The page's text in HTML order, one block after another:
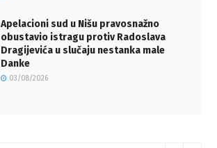
Apelacioni sud u Nišu pravosnažno
obustavio istragu protiv Radoslava
Dragijevića u slučaju nestanka male
Danke
03/08/2026